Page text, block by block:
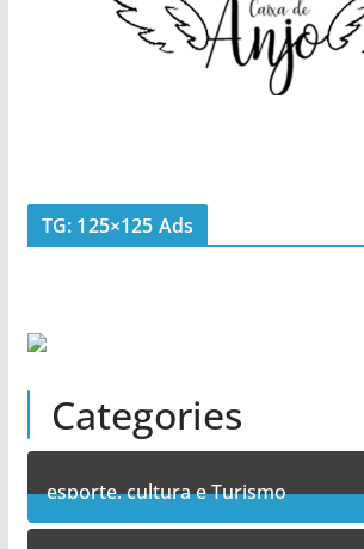
TG: 125×125 Ads
Categories
esporte, cultura e Turismo
7Posts